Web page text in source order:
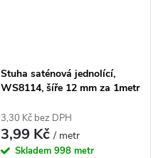
Stuha saténová jednolící,
WS8114, šíře 12 mm za 1metr
3,30 Kč bez DPH
3,99 Kč/ metr
Skladem 998 metr